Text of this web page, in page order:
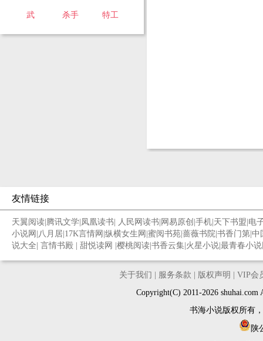
武 杀手 特工
友情链接
天翼阅读 腾讯文学 凤凰读书 人民网读书 网易原创 手机 天下书盟 电
小说网 八月居 17K言情网 纵横女生网 蜜阅书苑 蔷薇书院 书香门第 中
说大全 言情书殿 甜悦读网 樱桃阅读 书香云集 火星小说 最青春小
关于我们 服务条款 版权声明
VIP会
Copyright(C) 2011-2026
书海小说版权所有
陕